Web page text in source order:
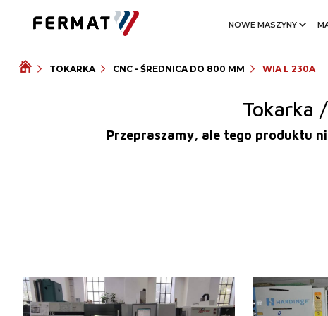
NOWE MASZYNY
TOKARKA CNC - ŚREDNICA DO 800 MM WIA L 230A
Tokarka
Przepraszamy, ale tego produktu
Rok produkcji:
2004
System sterowania
tak
Rok produkcji:
System